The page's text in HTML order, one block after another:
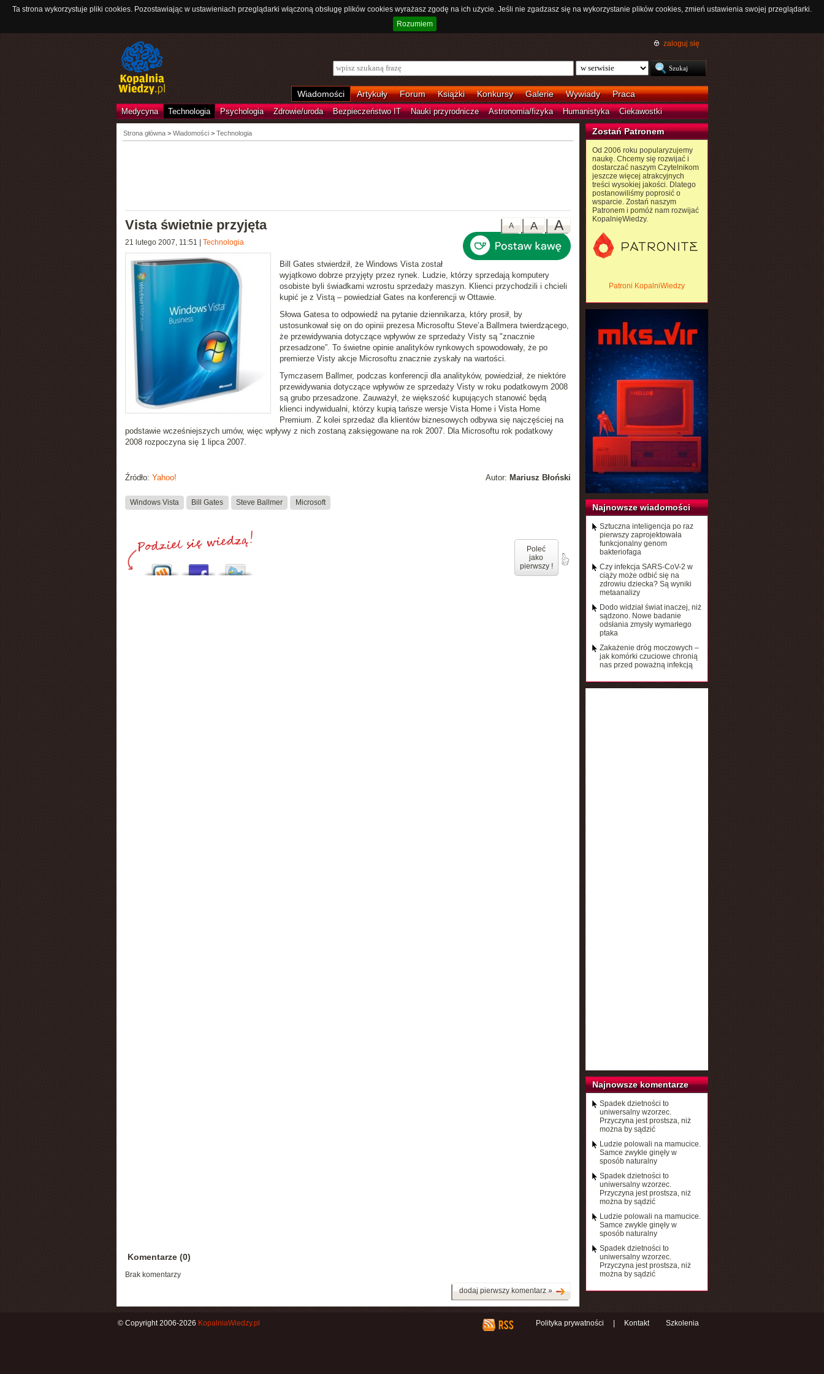
Ta strona wykorzystuje pliki cookies. Pozostawiając w ustawieniach przeglądarki włączoną obsługę plików cookies wyrażasz zgodę na ich użycie. Jeśli nie zgadzasz się na wykorzystanie plików cookies, zmień ustawienia swojej przeglądarki.
Rozumiem
zaloguj się
Wiadomości Artykuły Forum Książki Konkursy Galerie Wywiady Praca
Medycyna Technologia Psychologia Zdrowie/uroda Bezpieczeństwo IT Nauki przyrodnicze Astronomia/fizyka Humanistyka Ciekawostki
Strona główna> Wiadomości > Technologia
A
A
A
Vista świetnie przyjęta
21 lutego 2007, 11:51 Technologia
Bill Gates stwierdził, że Windows Vista został
wyjątkowo dobrze przyjętyprzez rynek. Ludzie, którzy sprzedają komputery
osobiste byli świadkami wzrostu sprzedaży maszyn. Klienci przychodzili i chcieli
kupić je z Vistą– powiedział Gates na konferencji w Ottawie.
Słowa Gatesa to odpowiedź na pytanie dziennikarza, który prosił, by
ustosunkował się on do opinii prezesa Microsoftu Steve’a Ballmera twierdzącego,
że przewidywania dotyczące wpływów ze sprzedaży Visty są "znacznie
przesadzone”. To świetne opinie analityków rynkowych spowodowały, że po
premierze Visty akcje Microsoftu znacznie zyskały na wartości.
Tymczasem Ballmer, podczas konferencji dla analityków, powiedział, że niektóre
przewidywania dotyczące wpływów ze sprzedaży Visty w roku podatkowym 2008
są grubo przesadzone. Zauważył, że większość kupujących stanowić będą
klienci indywidualni, którzy kupią tańsze wersje Vista Home i Vista Home
Premium. Z kolei sprzedaż dla klientów biznesowych odbywa się najczęściej na
podstawie wcześniejszych umów, więc wpływy z nich zostaną zaksięgowane na rok 2007. Dla Microsoftu rok podatkowy
2008 rozpoczyna się 1 lipca 2007.
Autor: Mariusz Błoński
Źródło: Yahoo!
Windows Vista Bill Gates Steve Ballmer Microsoft
Poleć
jako
pierwszy !
Komentarze (0)
Brak komentarzy
dodaj pierwszy komentarz »
Zostań Patronem
Od 2006 roku popularyzujemy
naukę. Chcemy się rozwijać i
dostarczać naszym Czytelnikom
jeszcze więcej atrakcyjnych
treści wysokiej jakości. Dlatego
postanowiliśmy poprosić o
wsparcie. Zostań naszym
Patronem i pomóż nam rozwijać
KopalnięWiedzy.
Patroni KopalniWiedzy
Najnowsze wiadomości
Sztuczna inteligencja po raz
pierwszy zaprojektowała
funkcjonalny genom
bakteriofaga
Czy infekcja SARS-CoV-2 w
ciąży może odbić się na
zdrowiu dziecka? Są wyniki
metaanalizy
Dodo widział świat inaczej, niż
sądzono. Nowe badanie
odsłania zmysły wymarłego
ptaka
Zakażenie dróg moczowych –
jak komórki czuciowe chronią
nas przed poważną infekcją
Najnowsze komentarze
Spadek dzietności to
uniwersalny wzorzec.
Przyczyna jest prostsza, niż
można by sądzić
Ludzie polowali na mamucice.
Samce zwykle ginęły w
sposób naturalny
Spadek dzietności to
uniwersalny wzorzec.
Przyczyna jest prostsza, niż
można by sądzić
Ludzie polowali na mamucice.
Samce zwykle ginęły w
sposób naturalny
Spadek dzietności to
uniwersalny wzorzec.
Przyczyna jest prostsza, niż
można by sądzić
Polityka prywatności Kontakt Szkolenia
© Copyright 2006-2026 KopalniaWiedzy.pl